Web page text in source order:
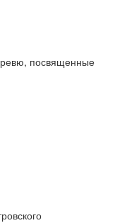
ревю, посвященные